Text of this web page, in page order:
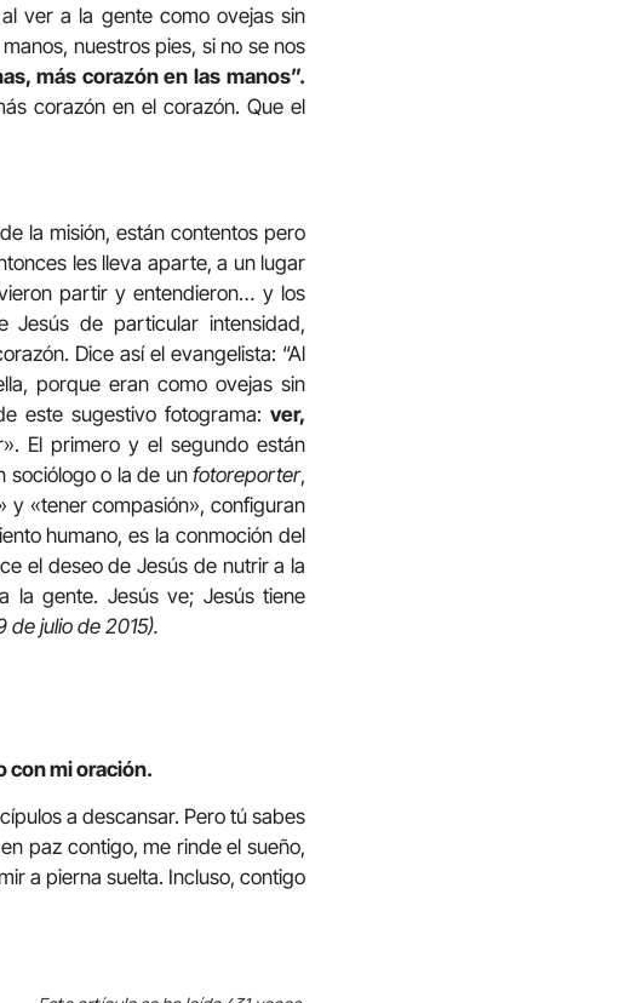
ver a la gente como ovejas sin
nuestros pies, si no se nos
más corazón en las manos”.
corazón en el corazón. Que el
la misión, están contentos pero
les lleva aparte, a un lugar
partir y entendieron… y los
de particular intensidad,
Dice así el evangelista: “Al
porque eran como ovejas sin
este sugestivo fotograma: ver,
El primero y el segundo están
sociólogo o la de un fotoreporter,
y «tener compasión», configuran
humano, es la conmoción del
el deseo de Jesús de nutrir a la
la gente. Jesús ve; Jesús tiene
de julio de 2015).
con mi oración.
a descansar. Pero tú sabes
paz contigo, me rinde el sueño,
a pierna suelta. Incluso, contigo